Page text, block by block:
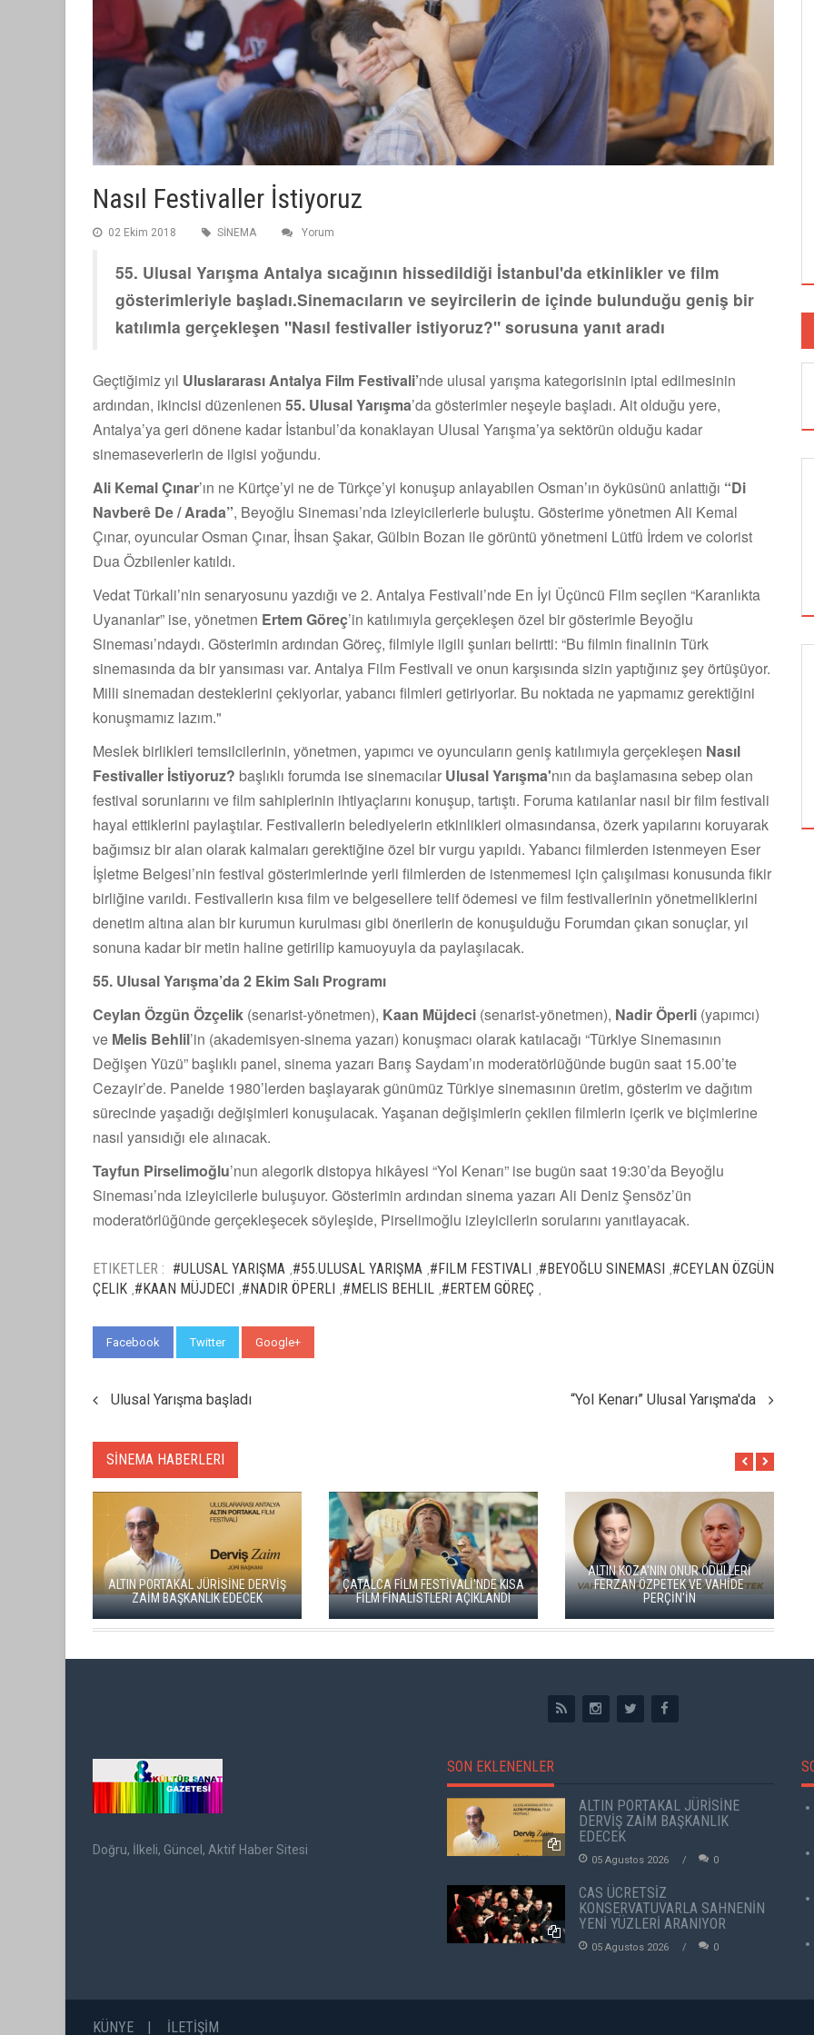
Nasıl Festivaller İstiyoruz
02 Ekim 2018 SİNEMA Yorum
55. Ulusal Yarışma Antalya sıcağının hissedildiği İstanbul'da etkinlikler ve film
gösterimleriyle başladı.Sinemacıların ve seyircilerin de içinde bulunduğu geniş bir
katılımla gerçekleşen "Nasıl festivaller istiyoruz?" sorusuna yanıt aradı
Geçtiğimiz yıl Uluslararası Antalya Film Festivali’nde ulusal yarışma kategorisinin iptal edilmesinin
ardından, ikincisi düzenlenen 55. Ulusal Yarışma’da gösterimler neşeyle başladı. Ait olduğu yere,
Antalya’ya geri dönene kadar İstanbul’da konaklayan Ulusal Yarışma’ya sektörün olduğu kadar
sinemaseverlerin de ilgisi yoğundu.
Ali Kemal Çınar’ın ne Kürtçe’yi ne de Türkçe’yi konuşup anlayabilen Osman’ın öyküsünü anlattığı “Di
Navberê De / Arada”, Beyoğlu Sineması’nda izleyicilerlerle buluştu. Gösterime yönetmen Ali Kemal
Çınar, oyuncularOsman Çınar, İhsan Şakar, Gülbin Bozan ile görüntü yönetmeni Lütfü İrdem ve colorist
Dua Özbilenler katıldı.
Vedat Türkali’nin senaryosunu yazdığı ve 2. Antalya Festivali’nde En İyi Üçüncü Film seçilen “Karanlıkta
Uyananlar” ise, yönetmen Ertem Göreç’in katılımıyla gerçekleşen özel bir gösterimle Beyoğlu
Sineması’ndaydı. Gösterimin ardından Göreç, filmiyle ilgili şunları belirtti: “Bu filmin finalinin Türk
sinemasında da bir yansıması var. Antalya Film Festivali ve onun karşısında sizin yaptığınız şey örtüşüyor.
Milli sinemadan desteklerini çekiyorlar, yabancı filmleri getiriyorlar. Bu noktada ne yapmamız gerektiğini
konuşmamız lazım."
Meslek birlikleri temsilcilerinin, yönetmen, yapımcı ve oyuncuların geniş katılımıyla gerçekleşen Nasıl
Festivaller İstiyoruz? başlıklı forumda ise sinemacılar Ulusal Yarışma'nın da başlamasına sebep olan
festival sorunlarını ve film sahiplerinin ihtiyaçlarını konuşup, tartıştı. Foruma katılanlar nasıl bir film festivali
hayal ettiklerini paylaştılar. Festivallerin belediyelerin etkinlikleri olmasındansa, özerk yapılarını koruyarak
bağımsız bir alan olarak kalmaları gerektiğine özel bir vurgu yapıldı. Yabancı filmlerden istenmeyen Eser
İşletme Belgesi’nin festival gösterimlerinde yerli filmlerden de istenmemesi için çalışılması konusunda fikir
birliğine varıldı. Festivallerin kısa film ve belgesellere telif ödemesi ve film festivallerinin yönetmeliklerini
denetim altına alan bir kurumun kurulması gibi önerilerin de konuşulduğu Forumdan çıkan sonuçlar, yıl
sonuna kadar bir metin haline getirilip kamuoyuyla da paylaşılacak.
55. Ulusal Yarışma’da 2 Ekim Salı Programı
Ceylan Özgün Özçelik (senarist-yönetmen), Kaan Müjdeci (senarist-yönetmen), Nadir Öperli (yapımcı)
ve Melis Behlil’in (akademisyen-sinema yazarı) konuşmacı olarak katılacağı “Türkiye Sinemasının
Değişen Yüzü” başlıklı panel, sinema yazarı Barış Saydam’ın moderatörlüğünde bugün saat 15.00’te
Cezayir’de. Panelde 1980’lerden başlayarak günümüz Türkiye sinemasının üretim, gösterim ve dağıtım
sürecinde yaşadığı değişimleri konuşulacak. Yaşanan değişimlerin çekilen filmlerin içerik ve biçimlerine
nasıl yansıdığı ele alınacak.
Tayfun Pirselimoğlu’nun alegorik distopya hikâyesi “Yol Kenarı” ise bugün saat 19:30’da Beyoğlu
Sineması’nda izleyicilerle buluşuyor. Gösterimin ardından sinema yazarı Ali Deniz Şensöz’ün
moderatörlüğünde gerçekleşecek söyleşide, Pirselimoğlu izleyicilerin sorularını yanıtlayacak.
ETIKETLER : #ULUSAL YARIŞMA #55.ULUSAL YARIŞMA #FILM FESTIVALI #BEYOĞLU SINEMASI #CEYLAN ÖZGÜN
ÇELIK #KAAN MÜJDECI #NADIR ÖPERLI #MELIS BEHLIL #ERTEM GÖREÇ
Facebook Twitter Google+
Ulusal Yarışma başladı “Yol Kenarı” Ulusal Yarışma'da
SİNEMA HABERLERI
ONUR ÖDÜLLERİ
VE VAHİDE
ADANA ALTIN KOZA'DA JÜRİ
BAŞKANI ZUHAL OLCAY
YEŞİM USTAOĞLU'NUN
"ARTAKALAN"I SAN SEBASTIÁN'DA
DÜNYA PRÖMİYERİNİ YAPACAK
GO TÜRKİYE MİNİ DİZİLERİNİN
ROTASI DOĞU KARADENİZ
GÖRSEL SANATLAR
TUZBİBER, EDİNBURGH FRİNGE'DEKİ İLK
GÖSTERİSİNİ DENİZ GÖKTAŞ'LA YAPACAK
Doğru, İlkeli, Güncel, Aktif Haber Sitesi
SON EKLENENLER
ALTIN PORTAKAL JÜRİSİNE
DERVİŞ ZAİM BAŞKANLIK
EDECEK
05 Agustos 2026 0
CAS ÜCRETSİZ
KONSERVATUVARLA SAHNENİN
YENİ YÜZLERİ ARANIYOR
05 Agustos 2026 0
KÜNYE İLETİŞİM